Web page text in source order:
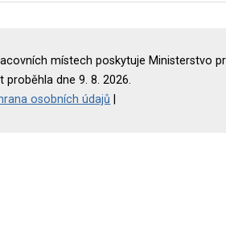
místech poskytuje Ministerstvo
proběhla dne 9. 8. 2026.
osobních údajů